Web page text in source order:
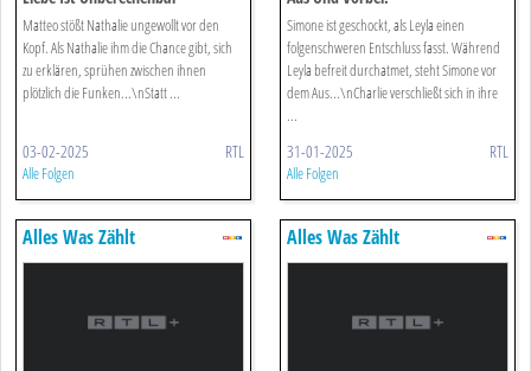
Matteo stößt Nathalie ungewollt vor den
Kopf. Als Nathalie ihm die Chance gibt, sich
zu erklären, sprühen zwischen ihnen
plötzlich die Funken...\nStatt ...
03-02-2025 RTL
Alle Folgen
Simone ist geschockt, als Leyla einen
folgenschweren Entschluss fasst. Während
Leyla befreit durchatmet, steht Simone vor
dem Aus...\nCharlie verschließt sich in ihre
...
31-01-2025 RTL
Alle Folgen
Alles Was Zählt Alles Was Zählt